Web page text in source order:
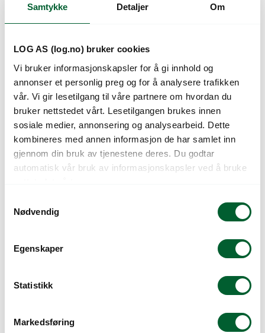
Samtykke Detaljer Om
LOG AS (log.no) bruker cookies
Vi bruker informasjonskapsler for å gi innhold og
annonser et personlig preg og for å analysere trafikken
vår. Vi gir lesetilgang til våre partnere om hvordan du
bruker nettstedet vårt. Lesetilgangen brukes innen
sosiale medier, annonsering og analysearbeid. Dette
kombineres med annen informasjon de har samlet inn
gjennom din bruk av tjenestene deres. Du godtar
automatisk vår bruk av informasjonskapsler ved å bruke
Nødvendig
Egenskaper
Statistikk
Markedsføring
Pris
GRIPPLE TWISTER
TIL TRÅD 2-3,25MM
100 stk
GRIPPLE JORDANKER
2022 APEX NO.4 (6
forankringspunkt under bakken.